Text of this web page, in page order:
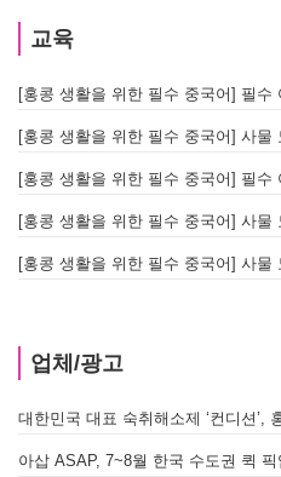
교육
[홍콩 생활을 위한 필수 중국어] 필수
[홍콩 생활을 위한 필수 중국어] 사물
[홍콩 생활을 위한 필수 중국어] 필수
[홍콩 생활을 위한 필수 중국어] 사물
[홍콩 생활을 위한 필수 중국어] 사물
업체/광고
아삽 ASAP, 7~8월 한국 수도권 퀵